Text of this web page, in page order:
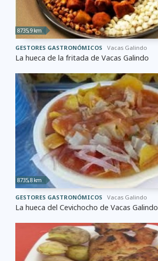
8735,9 km
GESTORES GASTRONÓMICOS Vacas Galindo
La hueca de la fritada de Vacas Galindo
8735,8 km
GESTORES GASTRONÓMICOS Vacas Galindo
La hueca del Cevichocho de Vacas Galindo